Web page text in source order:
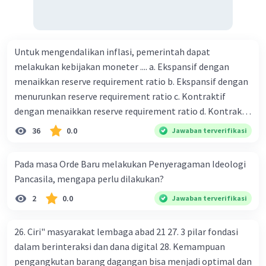
Untuk mengendalikan inflasi, pemerintah dapat
melakukan kebijakan moneter .... a. Ekspansif dengan
menaikkan reserve requirement ratio b. Ekspansif dengan
menurunkan reserve requirement ratio c. Kontraktif
dengan menaikkan reserve requirement ratio d. Kontraktif
dengan menurunkan reserve requirement ratio e.
Ekspansif dengan menaikkan tingkat diskonto Bila Bank
ceteris paribus maka .... a. Menimbulkan inflasi di mana
bentuk kurva jumlah uang beredar (penawaran uang) naik
dari kiri bawah ke kanan atas b. Menimbulkan deflasi di
uang) naik dari kiri bawah ke kanan atas c. Tingkat bunga
meningkat di mana bentuk kurva jumlah uang beredar
(penawaran uang) naik dari kiri bawah ke kanan atas d.
36 0.0 Jawaban terverifikasi
Pada masa Orde Baru melakukan Penyeragaman Ideologi
Pancasila, mengapa perlu dilakukan?
2 0.0 Jawaban terverifikasi
26. Ciri" masyarakat lembaga abad 21 27. 3 pilar fondasi
dalam berinteraksi dan dana digital 28. Kemampuan
pengangkutan barang dagangan bisa menjadi optimal dan